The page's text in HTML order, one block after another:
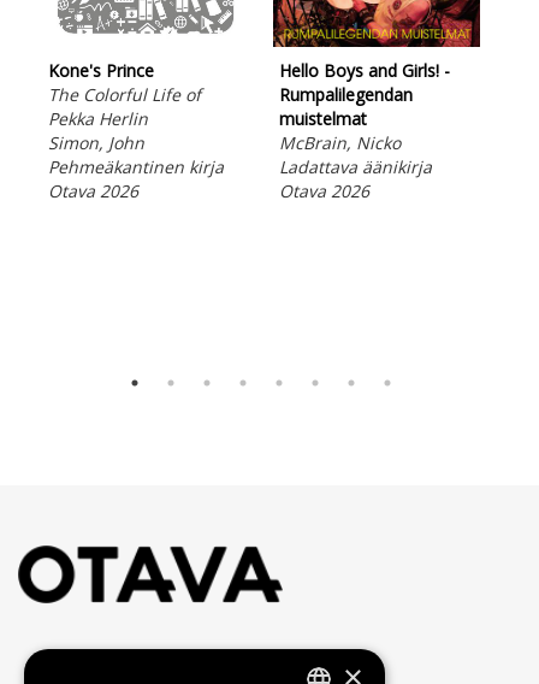
Kone's Prince
The Colorful Life of
Pekka Herlin
Simon, John
Pehmeäkantinen kirja
Otava 2026
Hello Boys and Girls! -
Rumpalilegendan
muistelmat
McBrain, Nicko
Ladattava äänikirja
Otava 2026
×